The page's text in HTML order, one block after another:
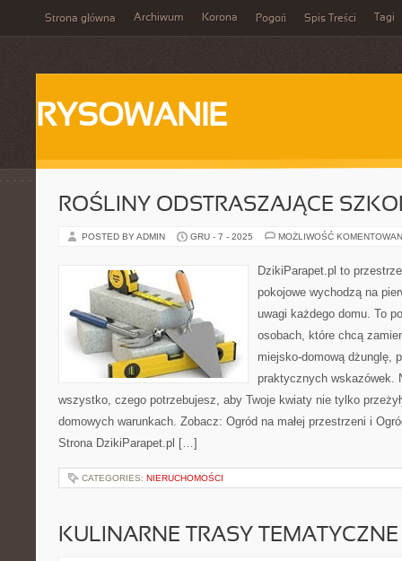
Strona główna Archiwum Korona Pogoń Spis Treści Tagi
RYSOWANIE
ROŚLINY ODSTRASZAJĄCE
POSTED BY ADMIN GRU - 7 - 2025 MOŻLIWOŚĆ
DzikiParapet.pl to
pokojowe wychodzą na
uwagi każdego domu. To
osobach, które chcą
miejsko-domową dżunglę,
praktycznych wskazówek.
wszystko, czego potrzebujesz, aby Twoje kwiaty nie tylko
domowych warunkach. Zobacz: Ogród na małej przestrzeni i
Strona DzikiParapet.pl […]
CATEGORIES: NIERUCHOMOŚCI
KULINARNE TRASY TEMATYCZNE